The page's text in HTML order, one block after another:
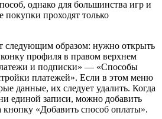
однако для большинства игр и
проходят только
следующим образом: нужно открыть
профиля в правом верхнем
и подписки» — «Способы
платежей». Если в этом меню
данные, их следует удалить. Когда
единой записи, можно добавить
«Добавить способ оплаты».